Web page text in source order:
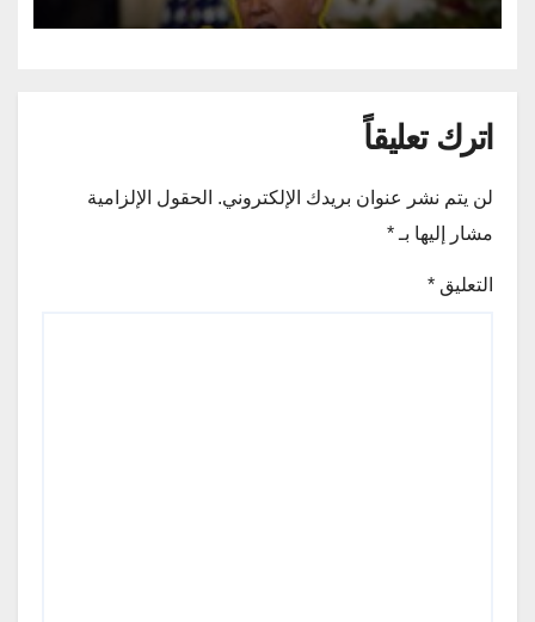
اترك تعليقاً
لن يتم نشر عنوان بريدك الإلكتروني. الحقول الإلزامية
مشار إليها بـ *
التعليق *